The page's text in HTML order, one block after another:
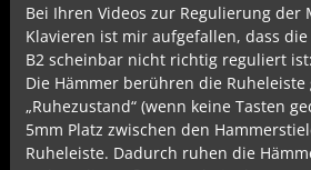
Bei Ihren Videos zur Regulierung der
Klavieren ist mir aufgefallen, dass
B2 scheinbar nicht richtig reguliert ist:
Die Hämmer berühren die
„Ruhezustand“ (wenn keine Tasten
5mm Platz zwischen den
Ruheleiste. Dadurch ruhen die